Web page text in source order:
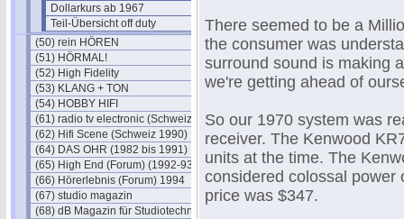
Dollarkurs ab 1967
Teil-Übersicht off duty
(50) rein HÖREN
(51) HÖRMAL!
(52) High Fidelity
(53) KLANG + TON
(54) HOBBY HIFI
(61) radio tv electronic (Schweiz)
(62) Hifi Scene (Schweiz 1990)
(64) DAS OHR (1982 bis 1991)
(65) High End (Forum) (1992-93)
(66) Hörerlebnis (Forum) 1994
(67) studio magazin
(68) dB Magazin für Studiotechnik
There seemed to be a
the consumer was
surround sound is making
we're getting ahead of
So our 1970 system was
receiver. The Kenwood
units at the time. The
considered colossal power
price was $347.